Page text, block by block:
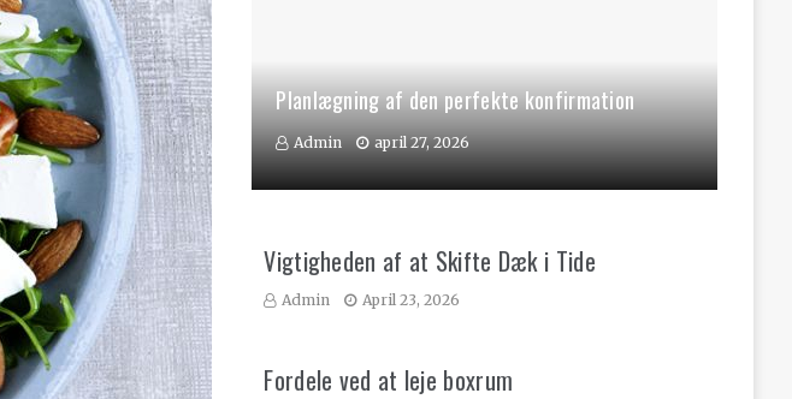
Planlægning af den perfekte konfirmation
Admin april 27, 2026
Vigtigheden af at Skifte Dæk i Tide
Admin April 23, 2026
Fordele ved at leje boxrum